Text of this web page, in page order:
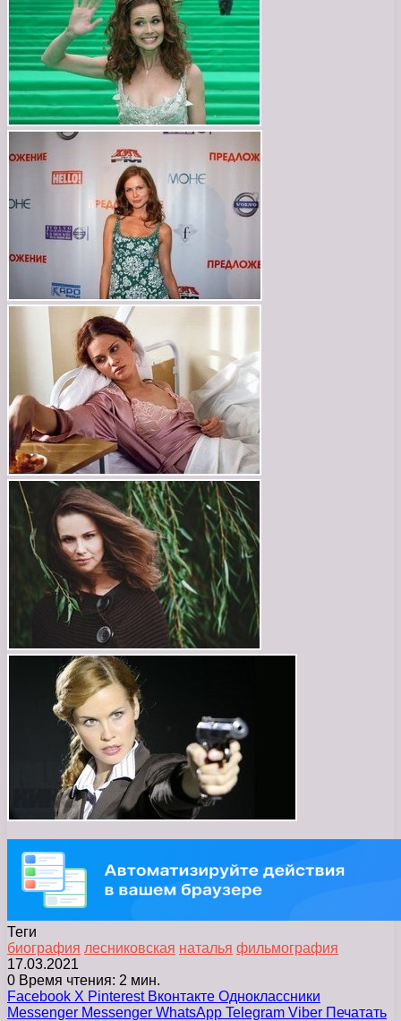
Теги
биография лесниковская наталья фильмография
17.03.2021
0 Время чтения: 2 мин.
Facebook X Pinterest Вконтакте Одноклассники
Messenger Messenger WhatsApp Telegram Viber Печатать